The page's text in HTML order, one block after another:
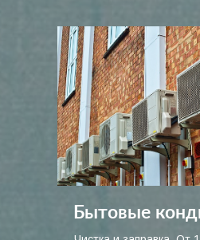
Бытовые